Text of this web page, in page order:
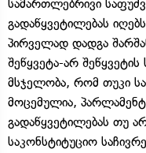
სამართლებრივი
გადაწყვეტილებას
პირველად დადგა
შეწყვეტა-არ
მსჯელობა, რომ თუკი
მოცემულია,
გადაწყვეტილებას თუ
საკონსტიტუციო